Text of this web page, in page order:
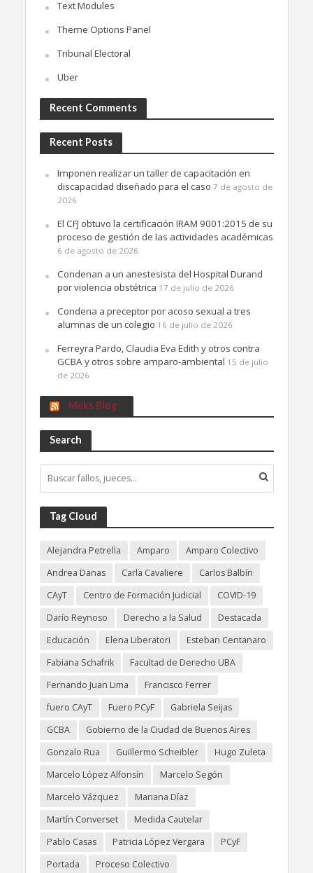
Text Modules
Theme Options Panel
Tribunal Electoral
Uber
Recent Comments
Recent Posts
Imponen realizar un taller de capacitación en
discapacidad diseñado para el caso 7 de agosto de
2026
El CFJ obtuvo la certificación IRAM 9001:2015 de su
proceso de gestión de las actividades académicas
6 de agosto de 2026
Condenan a un anestesista del Hospital Durand
por violencia obstétrica 17 de julio de 2026
Condena a preceptor por acoso sexual a tres
alumnas de un colegio 16 de julio de 2026
Ferreyra Pardo, Claudia Eva Edith y otros contra
GCBA y otros sobre amparo-ambiental 15 de julio
de 2026
Meks Blog
Search
Tag Cloud
Alejandra Petrella Amparo
Amparo Colectivo
Andrea Danas
Carla Cavaliere
Carlos Balbín
CAyT
Centro de Formación Judicial
COVID-19
Darío Reynoso
Derecho a la Salud
Destacada
Educación
Elena Liberatori
Esteban Centanaro
Fabiana Schafrik
Facultad de Derecho UBA
Fernando Juan Lima
Francisco Ferrer
fuero CAyT
Fuero PCyF
Gabriela Seijas
GCBA
Gobierno de la Ciudad de Buenos Aires
Gonzalo Rua
Guillermo Scheibler
Hugo Zuleta
Marcelo López Alfonsín
Marcelo Segón
Marcelo Vázquez
Mariana Díaz
Martín Converset
Medida Cautelar
Pablo Casas
Patricia López Vergara
PCyF
Portada
Proceso Colectivo